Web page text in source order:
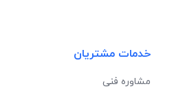
خدمات مشتریان
مشاوره فنی